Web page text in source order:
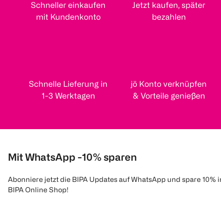
Schneller einkaufen
mit Kundenkonto
Jetzt kaufen, später
bezahlen
Schnelle Lieferung in
1-3 Werktagen
jö Konto verknüpfen
& Vorteile genießen
Mit WhatsApp -10% sparen
Abonniere jetzt die BIPA Updates auf WhatsApp und spare 10%
BIPA Online Shop!